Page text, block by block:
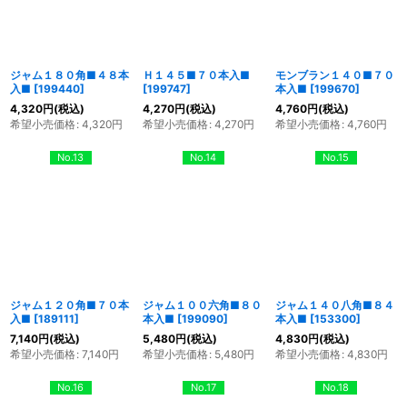
ジャム１８０角■４８本
入■ [199440]
4,320円(税込)
希望小売価格: 4,320円
Ｈ１４５■７０本入■
[199747]
4,270円(税込)
希望小売価格: 4,270円
モンブラン１４０■７０
本入■ [199670]
4,760円(税込)
希望小売価格: 4,760円
No.13
ジャム１２０角■７０本
入■ [189111]
7,140円(税込)
希望小売価格: 7,140円
No.14
ジャム１００六角■８０
本入■ [199090]
5,480円(税込)
希望小売価格: 5,480円
No.15
ジャム１４０八角■８４
本入■ [153300]
4,830円(税込)
希望小売価格: 4,830円
No.16 No.17 No.18